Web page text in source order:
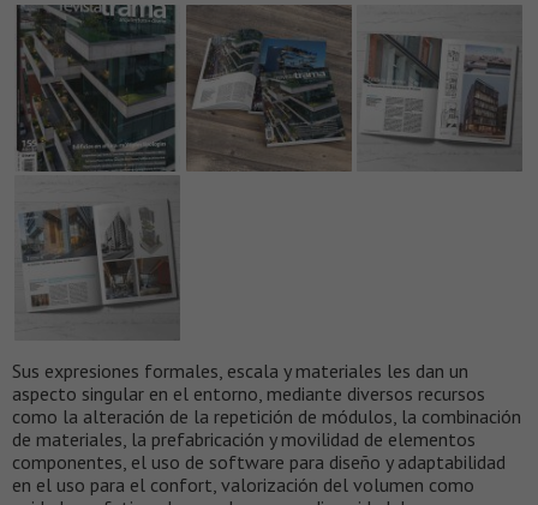
Sus expresiones formales, escala y materiales les dan un
aspecto singular en el entorno, mediante diversos recursos
como la alteración de la repetición de módulos, la combinación
de materiales, la prefabricación y movilidad de elementos
componentes, el uso de software para diseño y adaptabilidad
en el uso para el confort, valorización del volumen como